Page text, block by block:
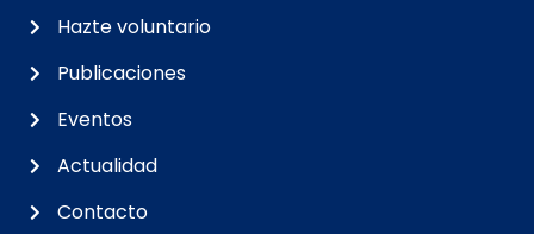
Hazte voluntario
Publicaciones
Eventos
Actualidad
Contacto